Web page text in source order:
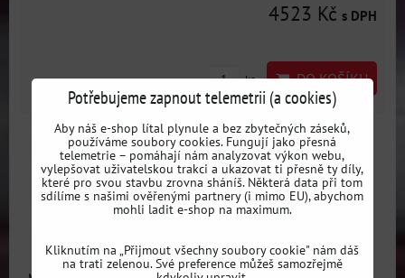
4523 Kč s DPH
ks DO KOŠÍKU
Potřebujeme zapnout telemetrii (a cookies)
Aby náš e-shop lítal plynule a bez zbytečných záseků,
používáme soubory cookies. Fungují jako přesná
telemetrie – pomáhají nám analyzovat výkon webu,
vylepšovat uživatelskou trakci a ukazovat ti přesně ty díly,
které pro svou stavbu zrovna sháníš. Některá data při tom
sdílíme s našimi ověřenými partnery (i mimo EU), abychom
mohli ladit e-shop na maximum.
Kliknutím na „Přijmout všechny soubory cookie" nám dáš
na trati zelenou. Své preference můžeš samozřejmě